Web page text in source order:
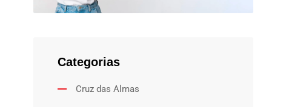
Categorias
Cruz das Almas